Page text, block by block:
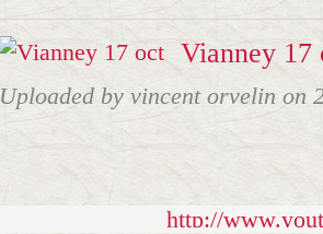
Vianney 17
Uploaded by vincent orvelin on
http://